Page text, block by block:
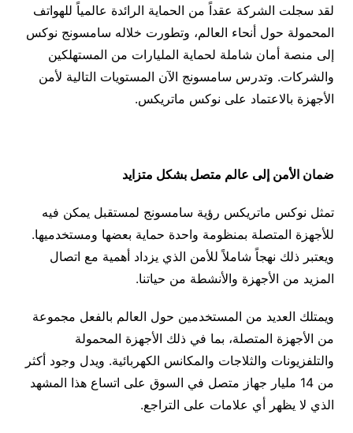
لقد سجلت الشركة عقداً من الحماية الرائدة عالمياً للهواتف
المحمولة حول أنحاء العالم، وتطورت خلاله سامسونج نوكس
إلى منصة أمان شاملة لحماية المليارات من المستهلكين
والشركات. وتدرس سامسونج الآن المستويات التالية لأمن
الأجهزة بالاعتماد على نوكس ماتريكس.
ضمان الأمن إلى عالم متصل بشكل متزايد
تمثل نوكس ماتريكس رؤية سامسونج لمستقبل يمكن فيه
للأجهزة المتصلة بمنظومة واحدة حماية بعضها ومستخدميها.
ويعتبر ذلك نهجاً شاملاً للأمن الذي يزداد أهمية مع اتصال
المزيد من الأجهزة والأنشطة من حياتنا.
ويمتلك العديد من المستخدمين حول العالم بالفعل مجموعة
من الأجهزة المتصلة، بما في ذلك الأجهزة المحمولة
والتلفزيونات والثلاجات والمكانس الكهربائية. ويدل وجود أكثر
من 14 مليار جهاز متصل في السوق على اتساع هذا المشهد
الذي لا يظهر أي علامات على التراجع.